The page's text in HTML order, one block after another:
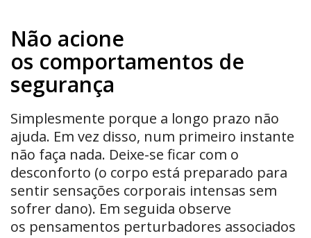
Não acione
os comportamentos de
segurança
Simplesmente porque a longo prazo não
ajuda. Em vez disso, num primeiro instante
não faça nada. Deixe-se ficar com o
desconforto (o corpo está preparado para
sentir sensações corporais intensas sem
sofrer dano). Em seguida observe
os pensamentos perturbadores associados